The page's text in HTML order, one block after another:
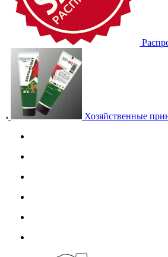
Хозяйственные